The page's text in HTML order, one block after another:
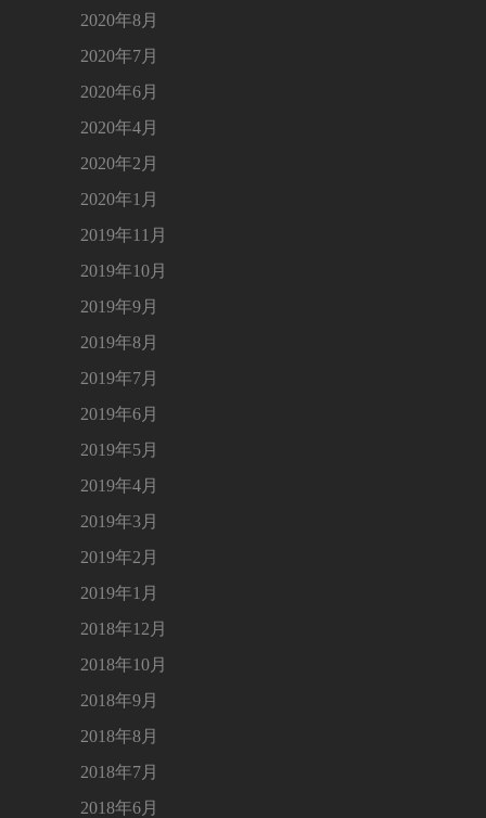
2020年8月
2020年7月
2020年6月
2020年4月
2020年2月
2020年1月
2019年11月
2019年10月
2019年9月
2019年8月
2019年7月
2019年6月
2019年5月
2019年4月
2019年3月
2019年2月
2019年1月
2018年12月
2018年10月
2018年9月
2018年8月
2018年7月
2018年6月